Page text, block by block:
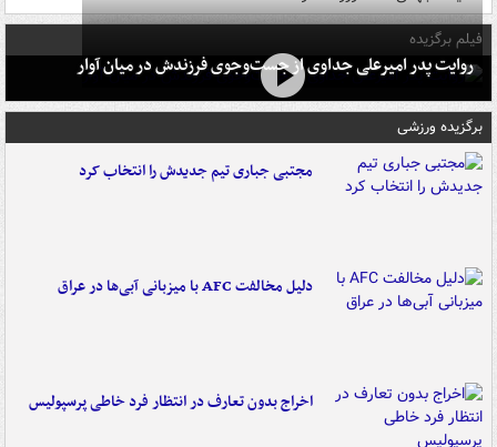
فیلم برگزیده
روایت پدر امیرعلی جداوی از جست‌وجوی فرزندش در میان آوار
برگزیده ورزشی
مجتبی جباری تیم جدیدش را انتخاب کرد
دلیل مخالفت AFC با میزبانی آبی‌ها در عراق
اخراج بدون تعارف در انتظار فرد خاطی پرسپولیس